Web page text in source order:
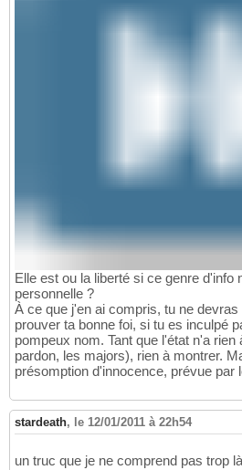
Elle est ou la liberté si ce genre d'info
personnelle ?
À ce que j'en ai compris, tu ne
prouver ta bonne foi, si tu es inculpé
pompeux nom. Tant que l'état n'a rien
pardon, les majors), rien à montrer.
présomption d'innocence, prévue par
stardeath, le 12/01/2011 à 22h54
un truc que je ne comprend pas trop